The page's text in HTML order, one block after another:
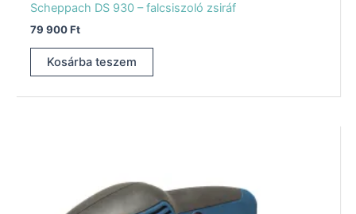
Scheppach DS 930 – falcsiszoló zsiráf
79 900Ft
Kosárba teszem